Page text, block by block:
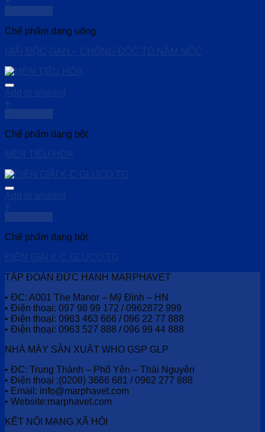
Chế phẩm dạng uống
GIẢI ĐỘC GAN – CHỐNG ĐỘC TỐ NẤM MỐC
Add to wishlist
+
Chế phẩm dạng bột
MEN TIÊU HÓA
Add to wishlist
+
Chế phẩm dạng bột
ĐIỆN GIẢI K-C GLUCO TG
TẬP ĐOÀN ĐỨC HẠNH MARPHAVET
• ĐC: A001 The Manor – Mỹ Đình – HN
• Điện thoại: 097 98 99 172 / 0962872 999
• Điện thoại: 0963 463 666 / 096 22 77 888
• Điện thoại: 0963 527 888 / 096 99 44 888
NHÀ MÁY SẢN XUẤT WHO GSP GLP
• ĐC: Trung Thành – Phổ Yên – Thái Nguyên
• Điện thoại :(0208) 3666 681 / 0962 277 888
• Email: info@marphavet.com
• Website:marphavet.com
KẾT NỐI MẠNG XÃ HỘI